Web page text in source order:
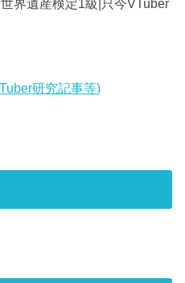
界遺産検定1級|只今VTuber
研究記事等)